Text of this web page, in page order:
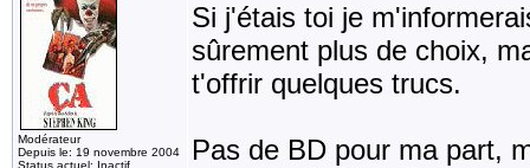
Modérateur
Depuis le: 19 novembre 2004
Status actuel: Inactif
Si j'étais toi je
sûrement plus de choix,
t'offrir quelques trucs.
Pas de BD pour ma part,